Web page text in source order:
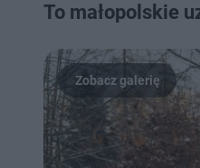
To małopolskie